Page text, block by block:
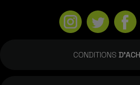
CONDITIONS